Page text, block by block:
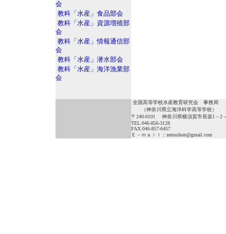
会
教科「水産」食品部会
教科「水産」資源増殖部
会
教科「水産」情報通信部
会
教科「水産」潜水部会
教科「水産」海洋漁業部
会
全国高等学校水産教育研究会 事務局
（神奈川県立海洋科学高等学校）
〒240-0101 神奈川県横須賀市長坂1－2
TEL:046-856-3128
FAX:046-857-6457
Ｅ－ｍａｉｌ：zensuiken@gmail.com